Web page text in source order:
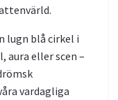
lugn blå cirkel i
aura eller scen –
vardagliga